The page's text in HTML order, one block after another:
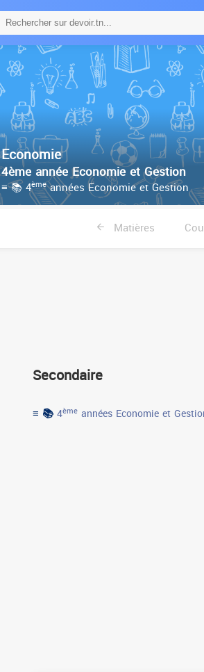
Economie
4ème année Economie et Gestion
≡ 📚 4èmeannées Economie et Gestion
Matières
Secondaire
≡ 📚4ème années Economie et